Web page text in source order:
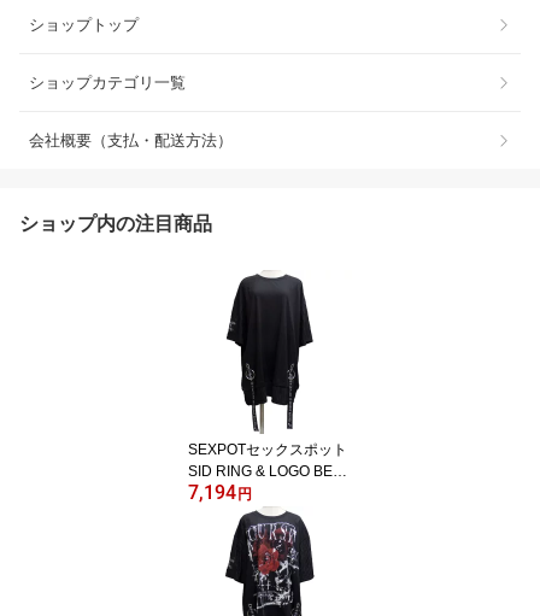
ショップトップ
ショップカテゴリ一覧
会社概要（支払・配送方法）
ショップ内の注目商品
SEXPOTセックスポット
SID RING & LOGO BELT
ワッシャーカットソーSA
681155-101
7,194 円